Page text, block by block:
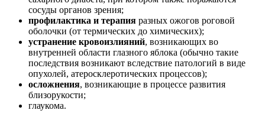
сосуды органов зрения;
профилактика и терапия разных ожогов роговой
оболочки (от термических до химических);
устранение кровоизлияний, возникающих во
внутренней области глазного яблока (обычно такие
последствия возникают вследствие патологий в виде
опухолей, атеросклеротических процессов);
осложнения, возникающие в процессе развития
близорукости;
глаукома.